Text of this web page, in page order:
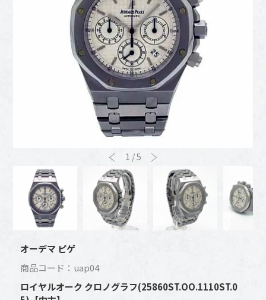
1 /5
オーデマ ピゲ
商品コード：uap04
ロイヤルオーク クロノグラフ(25860ST.OO.1110ST.0